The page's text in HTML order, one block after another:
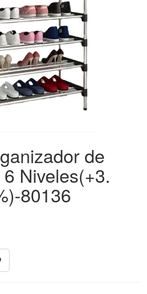
de
Niveles(+3.
80136